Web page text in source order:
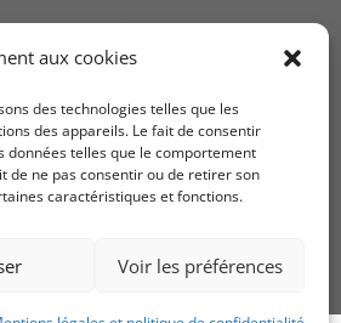
aux cookies
des technologies telles que les
des appareils. Le fait de consentir
telles que le comportement
de ne pas consentir ou de retirer son
caractéristiques et fonctions.
Voir les préférences
Voir nosconditions
générales de ventes
Mentions légales et
politique de
confidentialité